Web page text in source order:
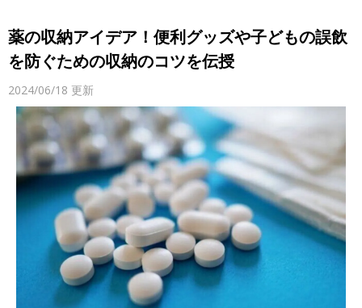
薬の収納アイデア！便利グッズや子どもの誤飲
を防ぐための収納のコツを伝授
2024/06/18 更新